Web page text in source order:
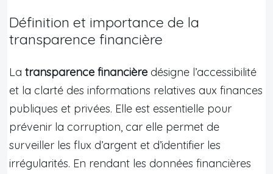
Définition et importance de la
transparence financière
La transparence financière désigne l’accessibilité
et la clarté des informations relatives aux finances
publiques et privées. Elle est essentielle pour
prévenir la corruption, car elle permet de
surveiller les flux d’argent et d’identifier les
irrégularités. En rendant les données financières